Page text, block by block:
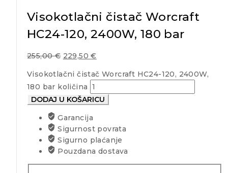
Visokotlačni čistač Worcraft
HC24-120, 2400W, 180 bar
255,00€ 229,50€
Visokotlačni čistač Worcraft HC24-120, 2400W,
180 bar količina
DODAJ U KOŠARICU
Garancija
Sigurnost povrata
Sigurno plaćanje
Pouzdana dostava